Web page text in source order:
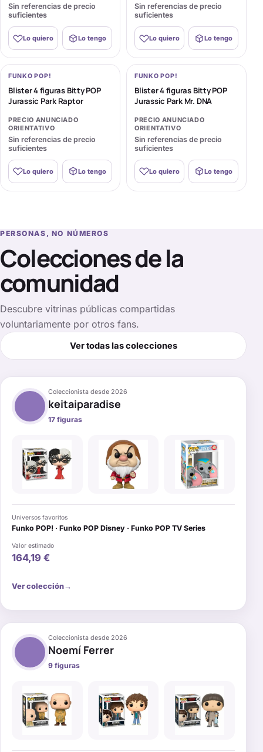
Sin referencias de precio
suficientes
Lo quiero Lo tengo
Sin referencias de precio
suficientes
Lo quiero Lo tengo
FUNKO POP!
Blister 4 figuras Bitty POP
Jurassic Park Raptor
PRECIO ANUNCIADO
ORIENTATIVO
Sin referencias de precio
suficientes
Lo quiero Lo tengo
FUNKO POP!
Blister 4 figuras Bitty POP
Jurassic Park Mr. DNA
PRECIO ANUNCIADO
ORIENTATIVO
Sin referencias de precio
suficientes
Lo quiero Lo tengo
PERSONAS, NO NÚMEROS
Colecciones de la
comunidad
Descubre vitrinas públicas compartidas
voluntariamente por otros fans.
Ver todas las colecciones
Coleccionista desde 2026
keitaiparadise
17 figuras
Universos favoritos
Funko POP! · Funko POP Disney · Funko POP TV Series
Valor estimado
164,19 €
Ver colección→
Coleccionista desde 2026
Noemí Ferrer
9 figuras